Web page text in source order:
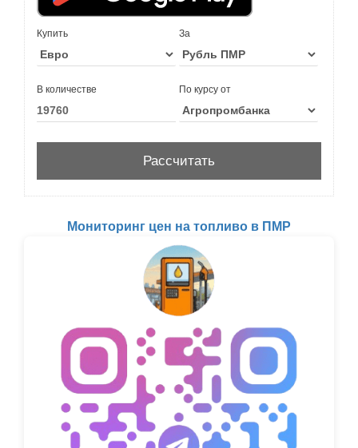
Купить За
В количестве По курсу от
Мониторинг цен на топливо в ПМР